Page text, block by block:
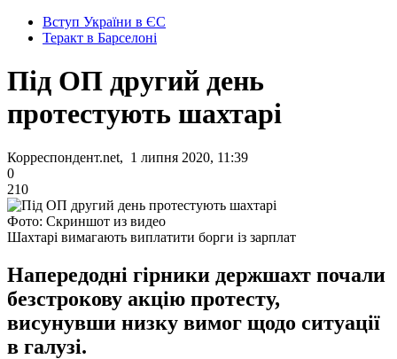
Вступ України в ЄС
Теракт в Барселоні
Під ОП другий день
протестують шахтарі
Корреспондент.net, 1 липня 2020, 11:39
0
210
Фото: Скриншот из видео
Шахтарі вимагають виплатити борги із зарплат
Напередодні гірники держшахт почали
безстрокову акцію протесту,
висунувши низку вимог щодо ситуації
в галузі.